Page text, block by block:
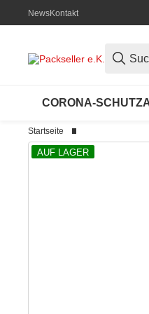
NewsKontakt
CORONA-
Startseite
AUF LAGER